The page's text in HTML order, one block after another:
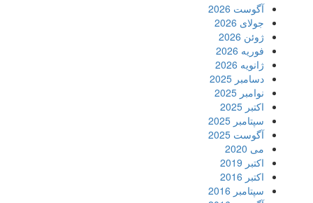
آگوست 2026
جولای 2026
ژوئن 2026
فوریه 2026
ژانویه 2026
دسامبر 2025
نوامبر 2025
اکتبر 2025
سپتامبر 2025
آگوست 2025
می 2020
اکتبر 2019
اکتبر 2016
سپتامبر 2016